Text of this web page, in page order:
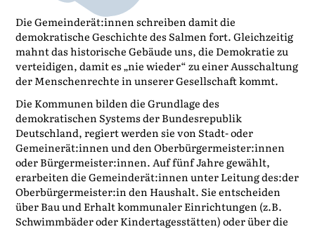
Die Gemeinderät:innen schreiben damit die
demokratische Geschichte des Salmen fort. Gleichzeitig
mahnt das historische Gebäude uns, die Demokratie zu
verteidigen, damit es „nie wieder“ zu einer Ausschaltung
der Menschenrechte in unserer Gesellschaft kommt.
Die Kommunen bilden die Grundlage des
demokratischen Systems der Bundesrepublik
Deutschland, regiert werden sie von Stadt- oder
Gemeinerät:innen und den Oberbürgermeister:innen
oder Bürgermeister:innen. Auf fünf Jahre gewählt,
erarbeiten die Gemeinderät:innen unter Leitung des:der
Oberbürgermeister:in den Haushalt. Sie entscheiden
über Bau und Erhalt kommunaler Einrichtungen (z.B.
Schwimmbäder oder Kindertagesstätten) oder über die